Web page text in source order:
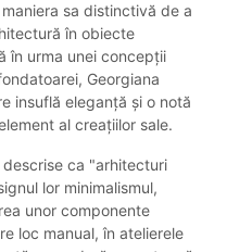
sa distinctivă de a
în obiecte
în urma unei concepții
Georgiana
insuflă eleganță și o notă
al creațiilor sale.
ca "arhitecturi
lor minimalismul,
unor componente
loc manual, în atelierele